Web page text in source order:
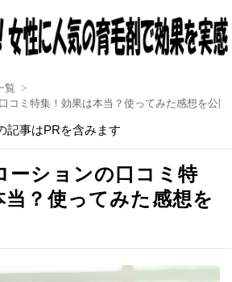
覧
コミ特集！効果は本当？使ってみた感想を公開
記事はPRを含みます
ーションの口コミ特
当？使ってみた感想を